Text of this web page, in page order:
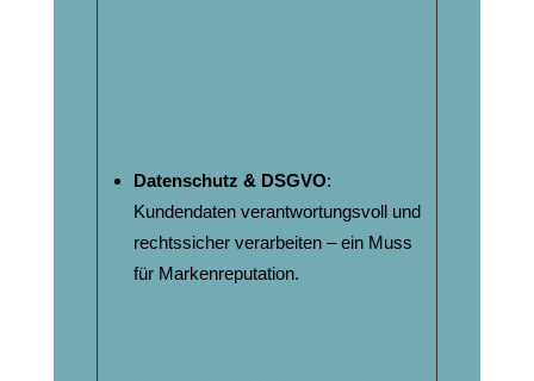
Datenschutz & DSGVO:
Kundendaten verantwortungsvoll und
rechtssicher verarbeiten – ein Muss
für Markenreputation.